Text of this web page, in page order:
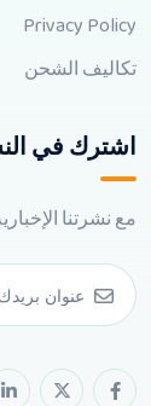
Privacy Policy
تكاليف الشحن
اشترك في
مع نشرتنا